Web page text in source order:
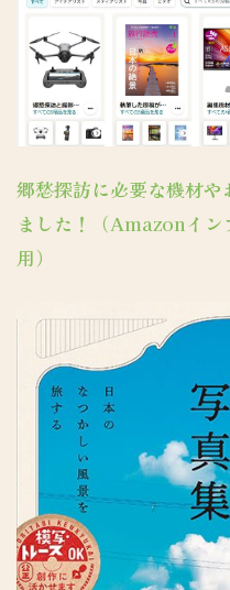
郷愁探訪に必要な機材
ました！（Amazonイン
用）